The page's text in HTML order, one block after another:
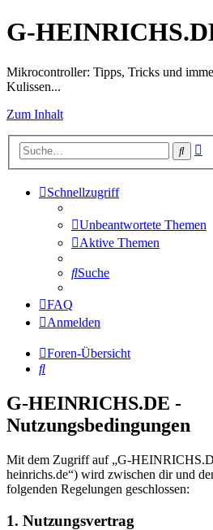
G-
Mikrocontroller: Tipps, Tricks und
Kulissen...
Zum Inhalt
Suche
Schnellzugriff
Unbeantwortete Themen
Aktive Themen
Suche
FAQ
Anmelden
Foren-Übersicht
Suche
G-HEINRICHS.DE -
Nutzungsbedingungen
Mit dem Zugriff auf „G-
heinrichs.de“) wird zwischen dir und
folgenden Regelungen geschlossen:
1. Nutzungsvertrag